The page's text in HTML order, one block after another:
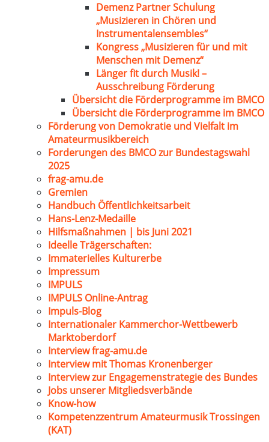
Demenz Partner Schulung
„Musizieren in Chören und
Instrumentalensembles“
Kongress „Musizieren für und mit
Menschen mit Demenz“
Länger fit durch Musik! –
Ausschreibung Förderung
Übersicht die Förderprogramme im BMCO
Übersicht die Förderprogramme im BMCO
Förderung von Demokratie und Vielfalt im
Amateurmusikbereich
Forderungen des BMCO zur Bundestagswahl
2025
frag-amu.de
Gremien
Handbuch Öffentlichkeitsarbeit
Hans-Lenz-Medaille
Hilfsmaßnahmen | bis Juni 2021
Ideelle Trägerschaften:
Immaterielles Kulturerbe
Impressum
IMPULS
IMPULS Online-Antrag
Impuls-Blog
Internationaler Kammerchor-Wettbewerb
Marktoberdorf
Interview frag-amu.de
Interview mit Thomas Kronenberger
Interview zur Engagemenstrategie des Bundes
Jobs unserer Mitgliedsverbände
Know-how
Kompetenzzentrum Amateurmusik Trossingen
(KAT)